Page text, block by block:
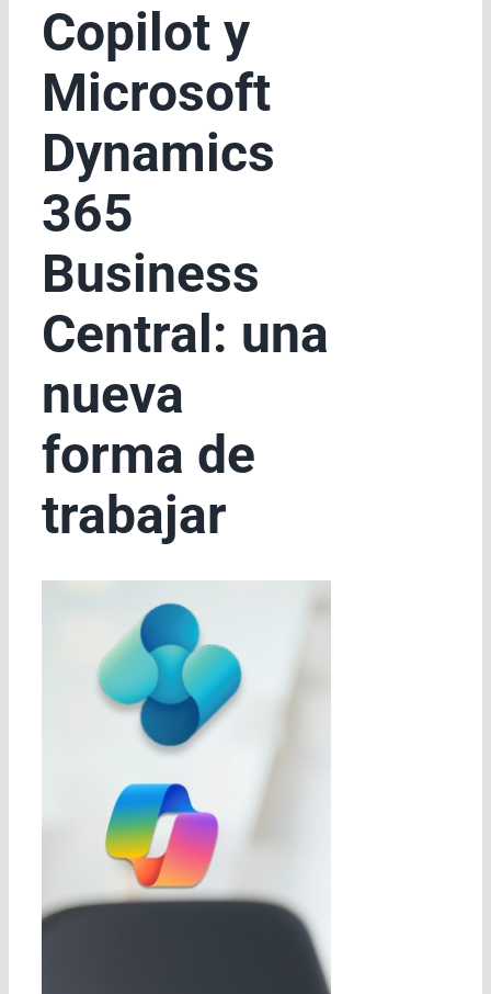
Copilot y
Microsoft
Dynamics
365
Business
Central: una
nueva
forma de
trabajar